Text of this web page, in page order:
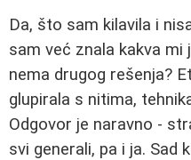
Da, što sam kilavila i
sam već znala kakva mi
nema drugog rešenja?
glupirala s nitima,
Odgovor je naravno -
svi generali, pa i ja. Sad